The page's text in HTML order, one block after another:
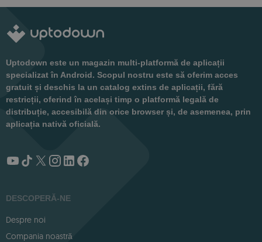
Uptodown este un magazin multi-platformă de aplicații
specializat în Android. Scopul nostru este să oferim acces
gratuit și deschis la un catalog extins de aplicații, fără
restricții, oferind în același timp o platformă legală de
distribuție, accesibilă din orice browser și, de asemenea, prin
aplicația nativă oficială.
DESCOPERĂ-NE
Despre noi
Compania noastră